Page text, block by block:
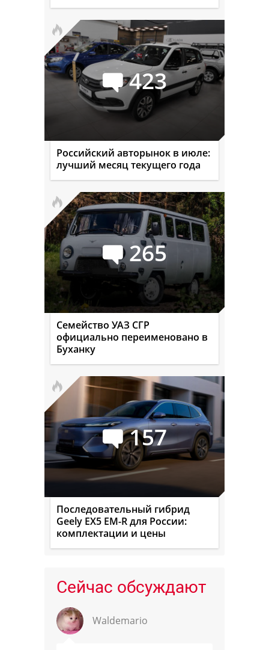
423
Российский авторынок в июле:
лучший месяц текущего года
265
Семейство УАЗ СГР
официально переименовано в
Буханку
157
Последовательный гибрид
Geely EX5 EM-R для России:
комплектации и цены
Сейчас обсуждают
Waldemario